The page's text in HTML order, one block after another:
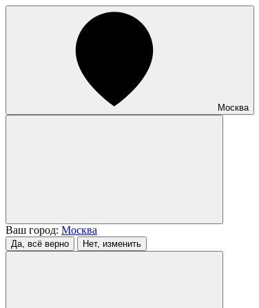
Москва
Ваш город: Москва
Да, всё верно Нет, изменить